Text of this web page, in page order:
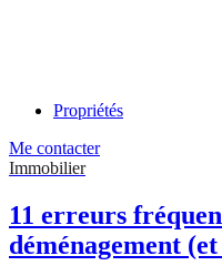
Propriétés
Me contacter
Immobilier
11 erreurs
déménagement